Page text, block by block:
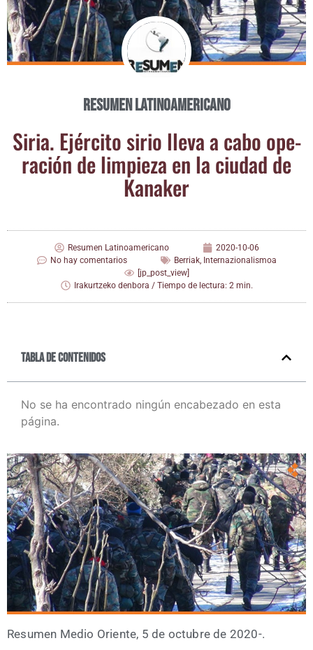
Resumen Latinoamericano
Siria. Ejér­ci­to sirio lle­va a cabo ope­
ra­ción de lim­pie­za en la ciu­dad de
Kanaker
Resumen Latinoamericano
2020-10-06
No hay comentarios
Berriak, Internazionalismoa
[jp_post_view]
Irakurtzeko denbora / Tiempo de lectura: 2 min.
Tabla de contenidos
No se ha encontrado ningún encabezado en esta
página.
Resu­men Medio Orien­te, 5 de octu­bre de 2020-.